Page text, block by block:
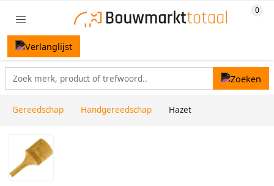
Gereedschap Handgereedschap Hazet